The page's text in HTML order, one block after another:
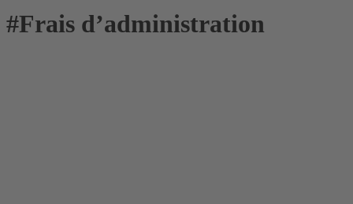
#Frais d’administration